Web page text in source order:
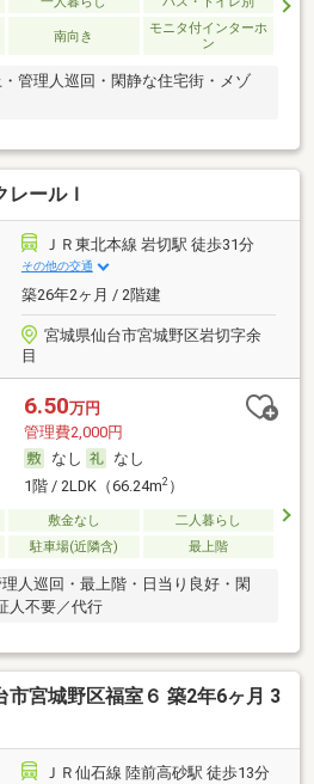
南向き
モニタ付インターホ
ン
管理人巡回・閑静な住宅街・メゾ
レールＩ
ＪＲ東北本線 岩切駅 徒歩31分
その他の交通
築26年2ヶ月 / 2階建
宮城県仙台市宮城野区岩切字余
目
6.50万円
管理費2,000円
なし
なし
1階 / 2LDK（66.24m2）
敷金なし
二人暮らし
駐車場(近隣含) 最上階
人巡回・最上階・日当り良好・閑
人不要／代行
市宮城野区福室６ 築2年6ヶ月 3
ＪＲ仙石線 陸前高砂駅 徒歩13分